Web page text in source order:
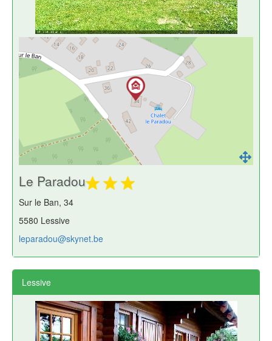
Le Paradou
Sur le Ban, 34
5580 Lessive
leparadou@skynet.be
Lessive